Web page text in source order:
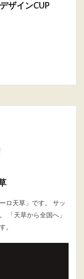
ザインCUP
ロ天草」です。 サッ
「天草から全国へ」
。